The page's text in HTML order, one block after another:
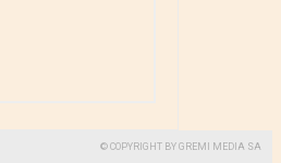
© COPYRIGHT BY GREMI MEDIA SA